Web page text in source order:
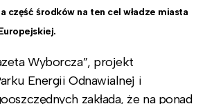
część środków na ten cel władze miasta
Wyborcza”, projekt
Energii Odnawialnej i
zakłada, że na ponad